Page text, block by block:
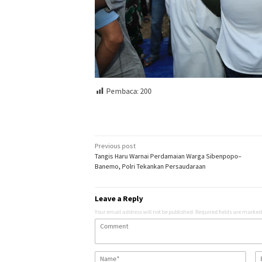
Pembaca: 200
Post
navigation
Previous post
Tangis Haru Warnai Perdamaian Warga Sibenpopo–
Banemo, Polri Tekankan Persaudaraan
Leave a Reply
Your email address will not be published. Required fields are marked